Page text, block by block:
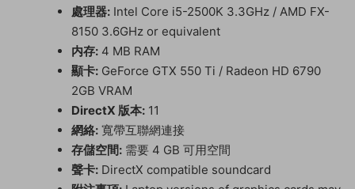
處理器: Intel Core i5-2500K 3.3GHz / AMD FX-
8150 3.6GHz or equivalent
内存: 4 MB RAM
顯卡: GeForce GTX 550 Ti / Radeon HD 6790
2GB VRAM
DirectX 版本: 11
網絡: 寬帶互聯網連接
存儲空間: 需要 4 GB 可用空間
聲卡: DirectX compatible soundcard